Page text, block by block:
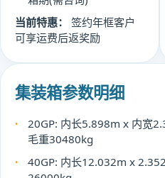
当前特惠：
签约年框客户
可享运费后返奖励
集装箱参数明细
20GP: 内长5.898m x 内宽
毛重30480kg
40GP: 内长12.032m x